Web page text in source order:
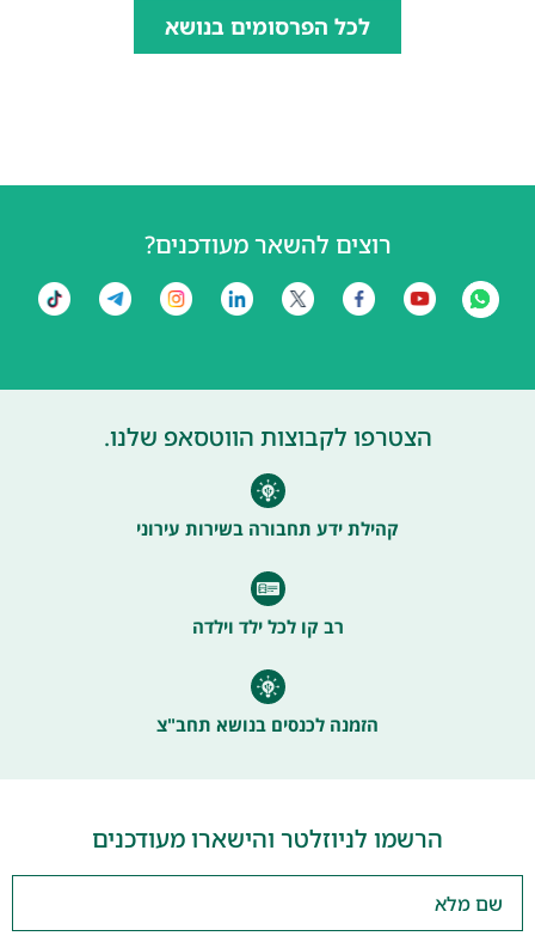
לכל הפרסומים בנושא
רוצים להשאר מעודכנים?
הצטרפו לקבוצות הווטסאפ שלנו.
קהילת ידע תחבורה בשירות עירוני
רב קו לכל ילד וילדה
הזמנה לכנסים בנושא תחב"צ
הרשמו לניוזלטר והישארו מעודכנים